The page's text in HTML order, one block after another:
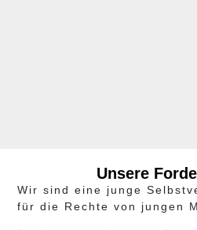
Unsere
Wir sind eine junge
für die Rechte von jungen